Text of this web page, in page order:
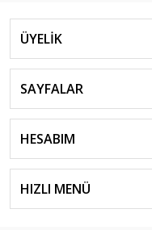
ÜYELİK
SAYFALAR
HESABIM
HIZLI MENÜ